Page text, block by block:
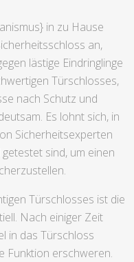
in zu Hause
an,
lästige Eindringlinge
Türschlosses,
nach Schutz und
Es lohnt sich, in
Sicherheitsexperten
sind, um einen
Türschlosses ist die
Nach einiger Zeit
in das Türschloss
Funktion erschweren.